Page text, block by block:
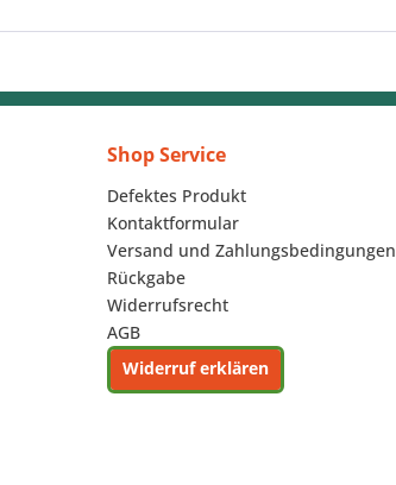
Shop Service
Defektes Produkt
Kontaktformular
Versand und Zahlungsbedingungen
Rückgabe
Widerrufsrecht
AGB
Widerruf erklären